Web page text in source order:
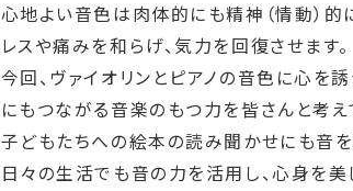
心地よい音色は肉体的にも精神（情動）的
レスや痛みを和らげ、気力を回復させます。
今回、ヴァイオリンとピアノの音色に心を
にもつながる音楽のもつ力を皆さんと考え
子どもたちへの絵本の読み聞かせにも音を
日々の生活でも音の力を活用し、心身を美